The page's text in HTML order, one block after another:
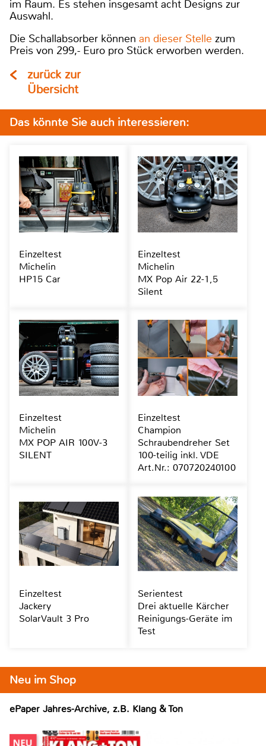
im Raum. Es stehen insgesamt acht Designs zur
Auswahl.
Die Schallabsorber können an dieser Stelle zum
Preis von 299,- Euro pro Stück erworben werden.
zurück zur
Übersicht
Neu im Shop
ePaper Jahres-Archive, z.B. Klang & Ton
Das könnte Sie auch interessieren:
Einzeltest
Michelin
HP15 Car
Einzeltest
Michelin
MX Pop Air 22-1,5
Silent
Einzeltest
Michelin
MX POP AIR 100V-3
SILENT
Einzeltest
Champion
Schraubendreher Set
100-teilig inkl. VDE
Art.Nr.: 070720240100
Einzeltest
Jackery
SolarVault 3 Pro
Serientest
Drei aktuelle Kärcher
Reinigungs-Geräte im
Test